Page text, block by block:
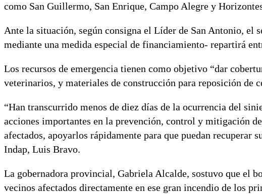
como San Guillermo, San Enrique, Campo Alegre y
Ante la situación, según consigna el Líder de San Antonio,
mediante una medida especial de financiamiento- repartirá
Los recursos de emergencia tienen como objetivo “dar
veterinarios, y materiales de construcción para reposición de
“Han transcurrido menos de diez días de la ocurrencia del
acciones importantes en la prevención, control y mitigación
afectados, apoyarlos rápidamente para que puedan
Indap, Luis Bravo.
La gobernadora provincial, Gabriela Alcalde, sostuvo que el
vecinos afectados directamente en ese gran incendio de los